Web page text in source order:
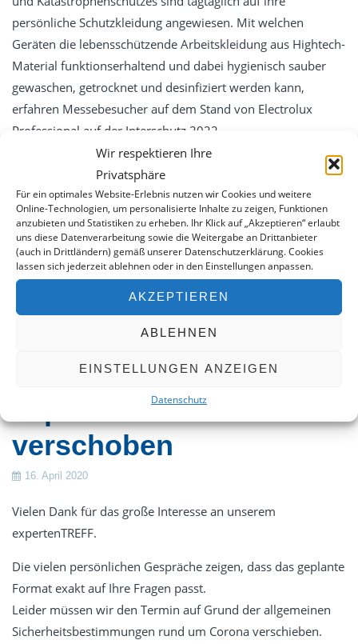
Wir respektieren Ihre
Privatsphäre
Für ein optimales Website-Erlebnis nutzen wir Cookies und weitere
Online-Technologien, um personalisierte Inhalte zu zeigen, Funktionen
anzubieten und Statistiken zu erheben. Ihr Klick auf „Akzeptieren“ erlaubt
uns diese Datenverarbeitung sowie die Weitergabe an Drittanbieter
(auch in Drittländern) gemäß unserer Datenschutzerklärung. Cookies
lassen sich jederzeit ablehnen oder in den Einstellungen anpassen.
AKZEPTIEREN
ABLEHNEN
EINSTELLUNGEN ANZEIGEN
Datenschutz
persönliche Schutzkleidung angewiesen. Mit welchen
Geräten die lebensschützende Arbeitskleidung aus Hightech-
Material funktionserhaltend und dabei hygienisch sauber
gewaschen, getrocknet und desinfiziert werden kann,
erfahren Messebesucher auf dem Stand von Electrolux
Professional auf der Interschutz 2022.
Am 20./21.06.2022 unterstützt Sven Engelmann das Team
von Electrolux Professional auf der Messe und berät Sie gern
persönlich!
Weitere Informationen zum Thema PSA-Pflege finden Sie
HIER
Termin vom
expertenTREFF
verschoben
16. April 2020
Vielen Dank für das große Interesse an unserem
expertenTREFF.
Die vielen persönlichen Gespräche zeigen, dass das geplante
Format exakt auf Ihre Fragen passt.
Leider müssen wir den Termin auf Grund der allgemeinen
Sicherheitsbestimmungen rund um Corona verschieben.